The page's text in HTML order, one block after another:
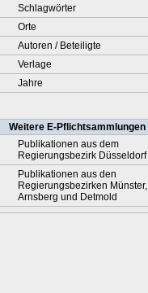
Schlagwörter
Orte
Autoren / Beteiligte
Verlage
Jahre
Weitere E-Pflichtsammlungen
Publikationen aus dem
Regierungsbezirk Düsseldorf
Publikationen aus den
Regierungsbezirken Münster,
Arnsberg und Detmold